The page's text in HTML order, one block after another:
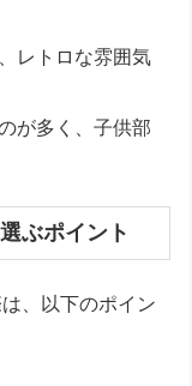
レトロな雰囲気
が多く、子供部
ぶポイント
、以下のポイン